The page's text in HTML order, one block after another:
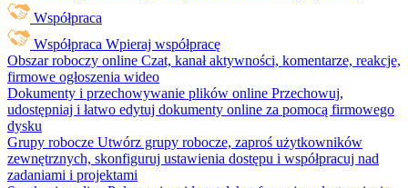
Współpraca
Współpraca Wpieraj współpracę
Obszar roboczy online Czat, kanał aktywności, komentarze, reakcje,
firmowe ogłoszenia wideo
Dokumenty i przechowywanie plików online Przechowuj,
udostępniaj i łatwo edytuj dokumenty online za pomocą firmowego
dysku
Grupy robocze Utwórz grupy robocze, zaproś użytkowników
zewnętrznych, skonfiguruj ustawienia dostępu i współpracuj nad
zadaniami i projektami